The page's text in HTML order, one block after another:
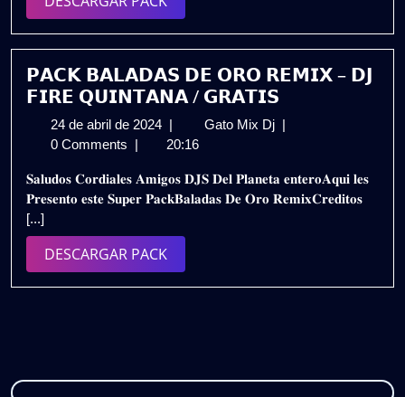
|
𝗚𝗥𝗔𝗧𝗜𝗦
PACK
𝗣𝗔𝗖𝗞 𝗕𝗔𝗟𝗔𝗗𝗔𝗦 𝗗𝗘 𝗢𝗥𝗢 𝗥𝗘𝗠𝗜𝗫 – 𝗗𝗝
𝗙𝗜𝗥𝗘 𝗤𝗨𝗜𝗡𝗧𝗔𝗡𝗔 / 𝗚𝗥𝗔𝗧𝗜𝗦
24 de abril de 2024 24
de
de
2024
| Gato Mix Dj 𝗣𝗔𝗖𝗞
𝗢𝗥𝗢
𝗥𝗘𝗠𝗜𝗫
|
0 Comments | 20:16
𝐒𝐚𝐥𝐮𝐝𝐨𝐬 𝐂𝐨𝐫𝐝𝐢𝐚𝐥𝐞𝐬 𝐀𝐦𝐢𝐠𝐨𝐬 𝐃𝐉𝐒 𝐃𝐞𝐥 𝐏𝐥𝐚𝐧𝐞𝐭𝐚 𝐞𝐧𝐭𝐞𝐫𝐨𝐀𝐪𝐮𝐢 𝐥𝐞𝐬
𝐏𝐫𝐞𝐬𝐞𝐧𝐭𝐨 𝐞𝐬𝐭𝐞 𝐒𝐮𝐩𝐞𝐫 𝐏𝐚𝐜𝐤𝐁𝐚𝐥𝐚𝐝𝐚𝐬 𝐃𝐞 𝐎𝐫𝐨 𝐑𝐞𝐦𝐢𝐱𝐂𝐫𝐞𝐝𝐢𝐭𝐨𝐬
[...]
DESCARGAR PACKDESCARGAR
PACK